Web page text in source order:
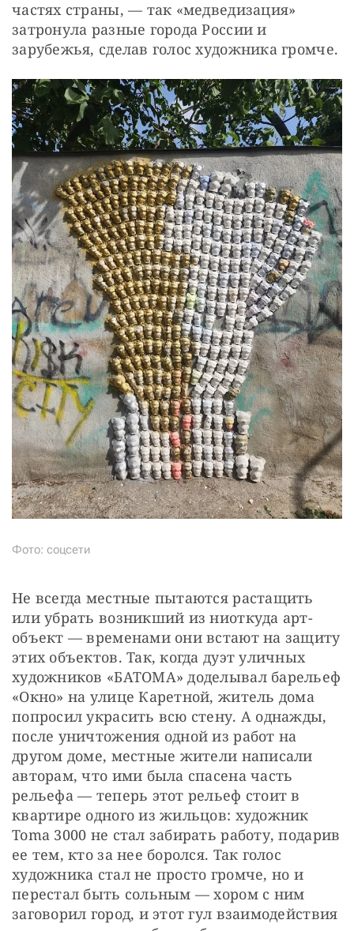
частях страны, — так «медведизация»
затронула разные города России и
зарубежья, сделав голос художника громче.
Фото: соцсети
Не всегда местные пытаются растащить
или убрать возникший из ниоткуда арт-
объект — временами они встают на защиту
этих объектов. Так, когда дуэт уличных
художников «БАТОМА» доделывал барельеф
«Окно» на улице Каретной, житель дома
попросил украсить всю стену. А однажды,
после уничтожения одной из работ на
другом доме, местные жители написали
авторам, что ими была спасена часть
рельефа — теперь этот рельеф стоит в
квартире одного из жильцов: художник
Toma 3000 не стал забирать работу, подарив
ее тем, кто за нее боролся. Так голос
художника стал не просто громче, но и
перестал быть сольным — хором с ним
заговорил город, и этот гул взаимодействия